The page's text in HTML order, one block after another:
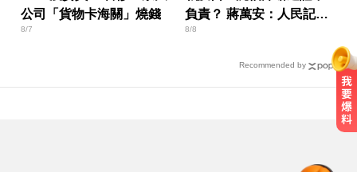
公司「貨物卡海關」燒錢
8/7
負責？ 蔣萬安：人民記憶
「洗不掉」
8/8
Recommended by